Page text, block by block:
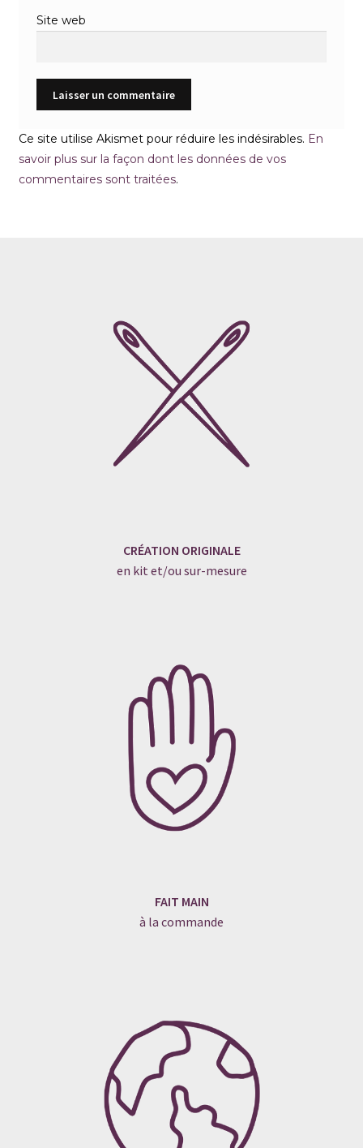
Site web
Ce site utilise Akismet pour réduire les indésirables. En
savoir plus sur la façon dont les données de vos
commentaires sont traitées.
CRÉATION ORIGINALE
en kit et/ou sur-mesure
FAIT MAIN
à la commande